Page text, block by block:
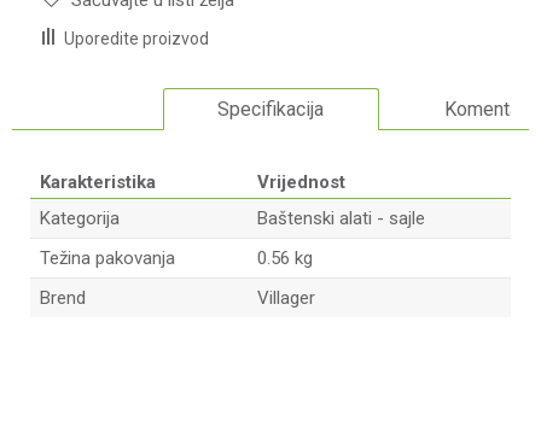
Uporedite proizvod
Specifikacija Komentari
Karakteristika
Vrijednost
Kategorija
Baštenski alati - sajle
Težina pakovanja
0.56 kg
Brend
Villager